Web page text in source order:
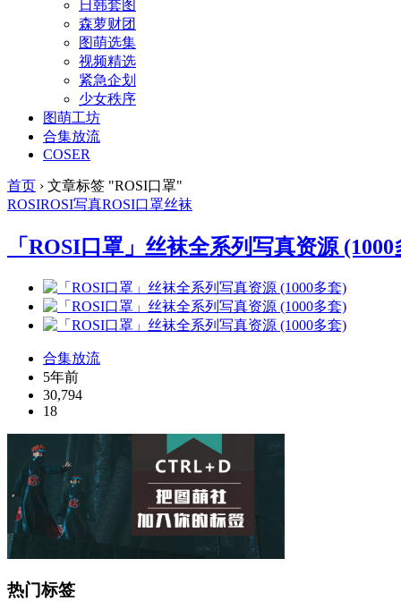
日韩套图
森萝财团
图萌选集
视频精选
紧急企划
少女秩序
图萌工坊
合集放流
COSER
首页 › 文章标签 "ROSI口罩"
ROSIROSI写真ROSI口罩丝袜
「ROSI口罩」丝袜全系列写真资源 (1000
合集放流
5年前
30,794
18
热门标签